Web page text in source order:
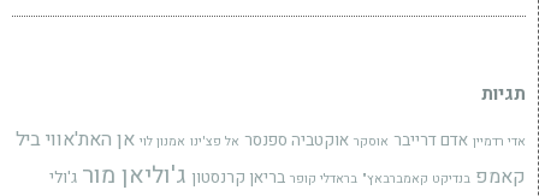
תגיות
אדי רדמיין אדם דרייבר אוסקר אוקטביה ספנסר אל פצ'ינו אמנון לוי אן האת'אוויביל
קאמפ בנדיקט קאמברבאץ" בראדלי קופר בריאן קרנסטון ג'וליאן מור ג'ולי